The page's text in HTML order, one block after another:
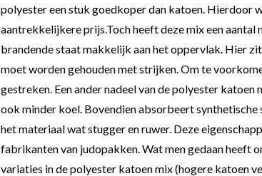
polyester een stuk goedkoper dan katoen. Hierdoor
aantrekkelijkere prijs.Toch heeft deze mix een aantal
brandende staat makkelijk aan het oppervlak. Hier
moet worden gehouden met strijken. Om te
gestreken. Een ander nadeel van de polyester
ook minder koel. Bovendien absorbeert
het materiaal wat stugger en ruwer. Deze
fabrikanten van judopakken. Wat men gedaan heeft
variaties in de polyester katoen mix (hogere katoen